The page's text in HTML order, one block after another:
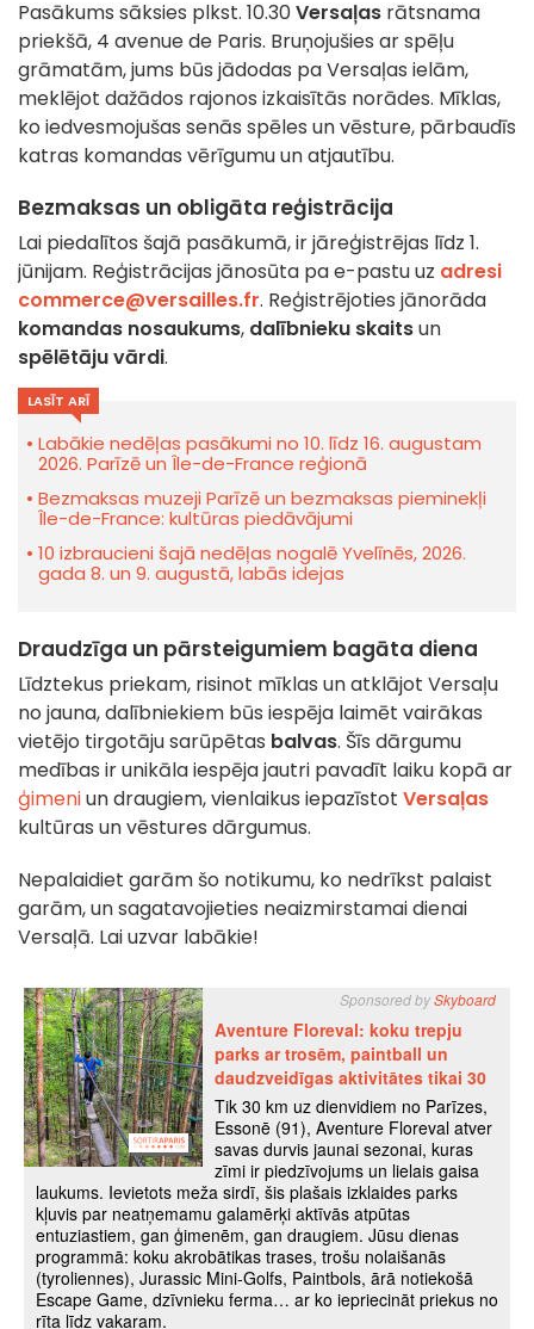
Pasākums sāksies plkst. 10.30Versaļas rātsnama
priekšā, 4 avenue de Paris. Bruņojušies ar spēļu
grāmatām, jums būs jādodas pa Versaļas ielām,
meklējot dažādos rajonos izkaisītās norādes. Mīklas,
ko iedvesmojušas senās spēles un vēsture, pārbaudīs
katras komandas vērīgumu un atjautību.
Bezmaksas un obligāta reģistrācija
Lai piedalītos šajā pasākumā, ir jāreģistrējas līdz 1.
jūnijam. Reģistrācijas jānosūta pa e-pastu uz adresi
commerce@versailles.fr. Reģistrējoties jānorāda
komandas nosaukums, dalībnieku skaitsun
spēlētāju vārdi.
LASĪT ARĪ
Labākie nedēļas pasākumi no 10. līdz 16. augustam
2026. Parīzē un Île-de-France reģionā
Bezmaksas muzeji Parīzē un bezmaksas pieminekļi
Île-de-France: kultūras piedāvājumi
10 izbraucieni šajā nedēļas nogalē Yvelīnēs, 2026.
gada 8. un 9. augustā, labās idejas
Draudzīga un pārsteigumiem bagāta diena
Līdztekus priekam, risinot mīklas un atklājot Versaļu
no jauna, dalībniekiem būs iespēja laimēt vairākas
vietējo tirgotāju sarūpētas balvas. Šīs dārgumu
medības ir unikāla iespēja jautri pavadīt laiku kopā ar
ģimeniun draugiem, vienlaikus iepazīstot Versaļas
kultūras un vēstures dārgumus.
Nepalaidiet garām šo notikumu, ko nedrīkst palaist
garām, un sagatavojieties neaizmirstamai dienai
Versaļā. Lai uzvar labākie!